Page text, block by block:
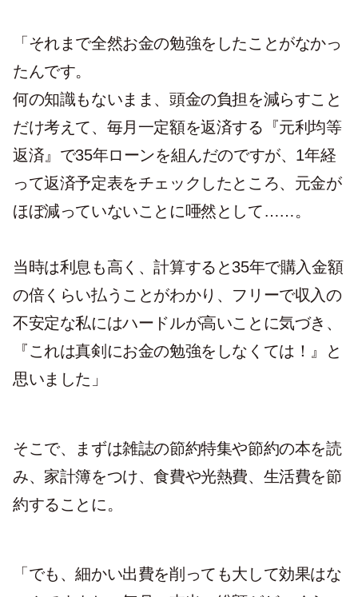
「それまで全然お金の勉強をしたことがなかっ
たんです。
何の知識もないまま、頭金の負担を減らすこと
だけ考えて、毎月一定額を返済する『元利均等
返済』で35年ローンを組んだのですが、1年経
って返済予定表をチェックしたところ、元金が
ほぼ減っていないことに唖然として……。
当時は利息も高く、計算すると35年で購入金額
の倍くらい払うことがわかり、フリーで収入の
不安定な私にはハードルが高いことに気づき、
『これは真剣にお金の勉強をしなくては！』と
思いました」
そこで、まずは雑誌の節約特集や節約の本を読
み、家計簿をつけ、食費や光熱費、生活費を節
約することに。
「でも、細かい出費を削っても大して効果はな